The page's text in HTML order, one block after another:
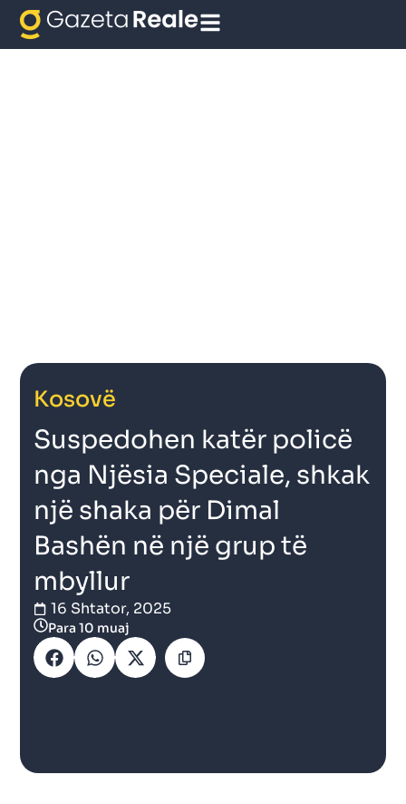
Kosovë
Suspedohen katër policë
nga Njësia Speciale, shkak
një shaka për Dimal
Bashën në një grup të
mbyllur
16 Shtator, 2025
Para 10 muaj